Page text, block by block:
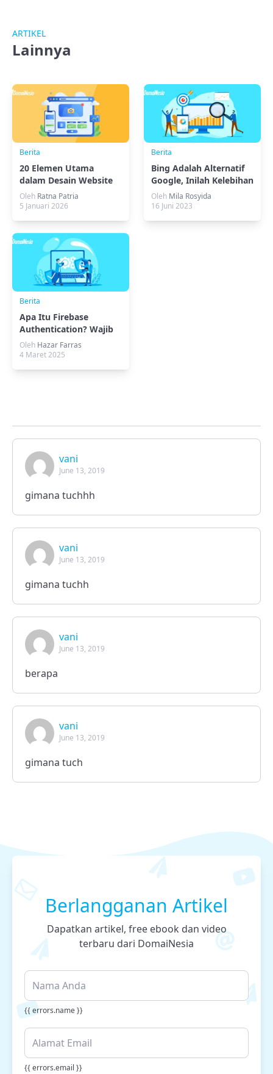
ARTIKEL
Lainnya
Berita
20 Elemen Utama
dalam Desain Website
Modern
Oleh Ratna Patria
5 Januari 2026
Berita
Bing Adalah Alternatif
Google, Inilah Kelebihan
dan Fitur Pada Bing!
Oleh Mila Rosyida
16 Juni 2023
Berita
Apa Itu Firebase
Authentication? Wajib
Tahu Sebelum Coding!
Oleh Hazar Farras
4 Maret 2025
vani
June 13, 2019
gimana tuchhh
vani
June 13, 2019
gimana tuchh
vani
June 13, 2019
berapa
vani
June 13, 2019
gimana tuch
Berlangganan Artikel
Dapatkan artikel, free ebook dan video
terbaru dari DomaiNesia
{{ errors.name }}
{{ errors.email }}